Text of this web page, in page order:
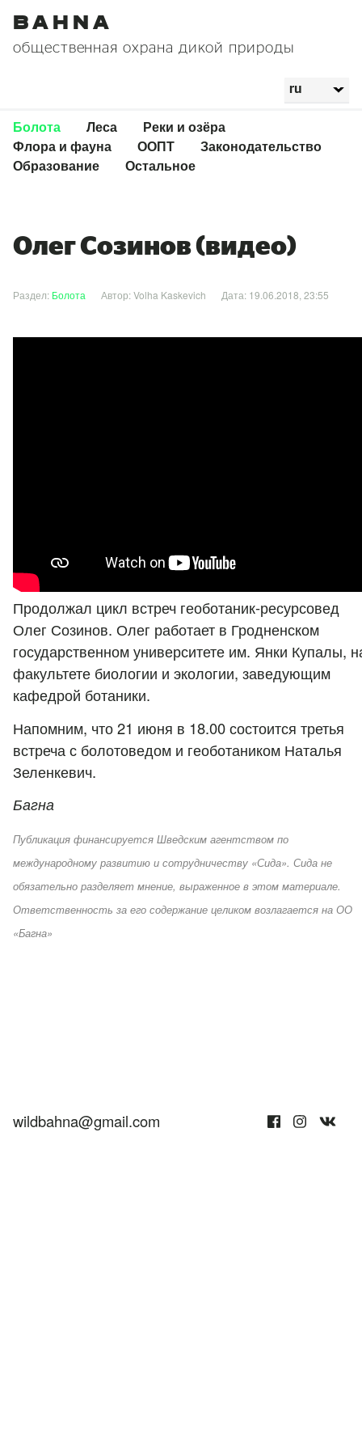
Bahna
общественная охрана дикой природы
Болота Леса
Реки и озёра
Флора и фауна
ООПТ
Законодательство
Образование
Остальное
Олег Созинов (видео)
Раздел: Болота Автор: Volha Kaskevich Дата: 19.06.2018, 23:55
Продолжал цикл встреч геоботаник-ресурсовед
Олег Созинов. Олег работает в Гродненском
государственном университете им. Янки Купалы,
факультете биологии и экологии, заведующим
кафедрой ботаники.
Напомним, что 21 июня в 18.00 состоится третья
встреча с болотоведом и геоботаником Наталья
Зеленкевич.
Багна
Публикация финансируется Шведским агентством по
международному развитию и сотрудничеству «Сида». Сида не
обязательно разделяет мнение, выраженное в этом материале.
Ответственность за его содержание целиком возлагается на ОО
«Багна»
wildbahna@gmail.com